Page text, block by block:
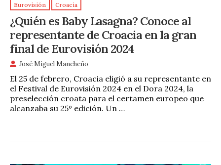
Eurovisión Croacia
¿Quién es Baby Lasagna? Conoce al
representante de Croacia en la gran
final de Eurovisión 2024
José Miguel Mancheño
El 25 de febrero, Croacia eligió a su representante en
el Festival de Eurovisión 2024 en el Dora 2024, la
preselección croata para el certamen europeo que
alcanzaba su 25º edición. Un …